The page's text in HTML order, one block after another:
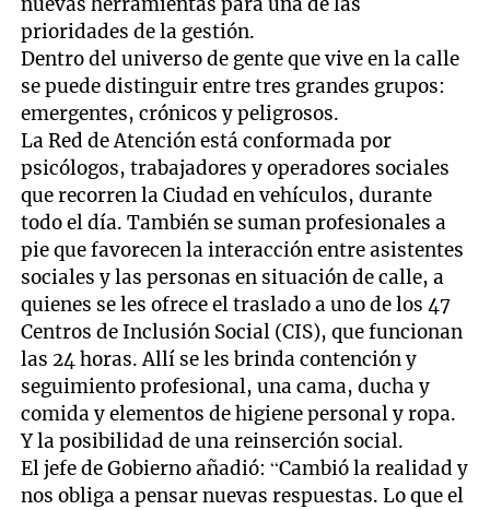
nuevas herramientas para una de las
prioridades de la gestión.
Dentro del universo de gente que vive en la calle
se puede distinguir entre tres grandes grupos:
emergentes, crónicos y peligrosos.
La Red de Atención está conformada por
psicólogos, trabajadores y operadores sociales
que recorren la Ciudad en vehículos, durante
todo el día. También se suman profesionales a
pie que favorecen la interacción entre asistentes
sociales y las personas en situación de calle, a
quienes se les ofrece el traslado a uno de los 47
Centros de Inclusión Social (CIS), que funcionan
las 24 horas. Allí se les brinda contención y
seguimiento profesional, una cama, ducha y
comida y elementos de higiene personal y ropa.
Y la posibilidad de una reinserción social.
El jefe de Gobierno añadió: “Cambió la realidad y
nos obliga a pensar nuevas respuestas. Lo que el